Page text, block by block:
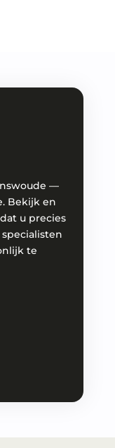
—
Bekijk en
u precies
te